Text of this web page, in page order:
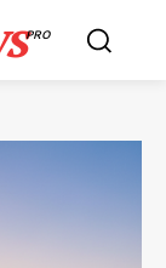
PRO